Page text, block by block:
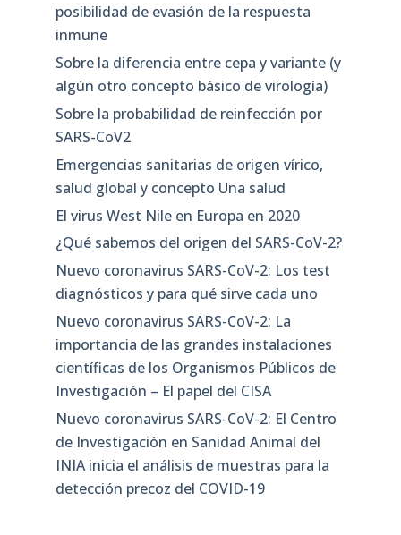
posibilidad de evasión de la respuesta
inmune
Sobre la diferencia entre cepa y variante (y
algún otro concepto básico de virología)
Sobre la probabilidad de reinfección por
SARS-CoV2
Emergencias sanitarias de origen vírico,
salud global y concepto Una salud
El virus West Nile en Europa en 2020
¿Qué sabemos del origen del SARS-CoV-2?
Nuevo coronavirus SARS-CoV-2: Los test
diagnósticos y para qué sirve cada uno
Nuevo coronavirus SARS-CoV-2: La
importancia de las grandes instalaciones
científicas de los Organismos Públicos de
Investigación – El papel del CISA
Nuevo coronavirus SARS-CoV-2: El Centro
de Investigación en Sanidad Animal del
INIA inicia el análisis de muestras para la
detección precoz del COVID-19